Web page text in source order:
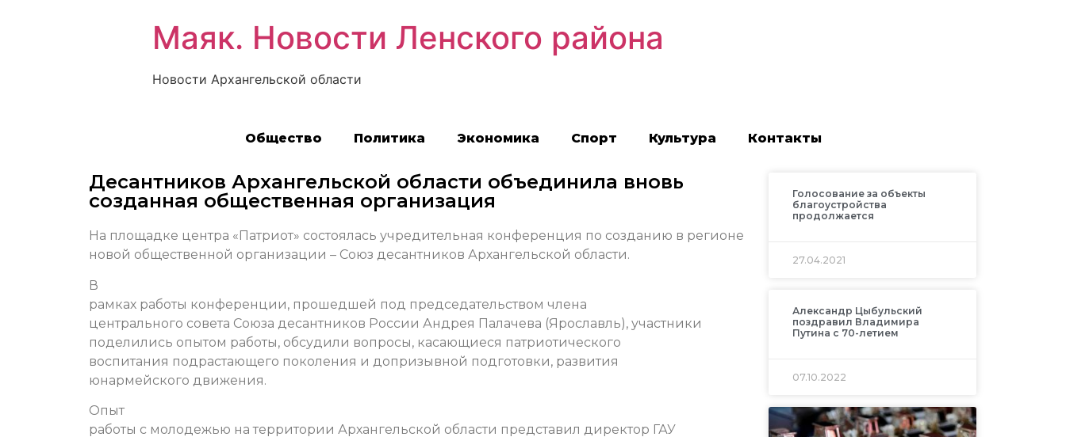
Маяк. Новости Ленского района
Новости Архангельской области
Общество Политика Экономика Спорт Культура Контакты
Десантников Архангельской области объединила вновь
созданная общественная организация
На площадке центра «Патриот» состоялась учредительная конференция по созданию в регионе
новой общественной организации – Союз десантников Архангельской области.
В
рамках работы конференции, прошедшей под председательством члена
центрального совета Союза десантников России Андрея Палачева (Ярославль), участники
поделились опытом работы, обсудили вопросы, касающиеся патриотического
воспитания подрастающего поколения и допризывной подготовки, развития
юнармейского движения.
Опыт
работы с молодежью на территории Архангельской области представил директор ГАУ
Голосование за объекты
благоустройства
продолжается
27.04.2021
Александр Цыбульский
поздравил Владимира
Путина с 70-летием
07.10.2022